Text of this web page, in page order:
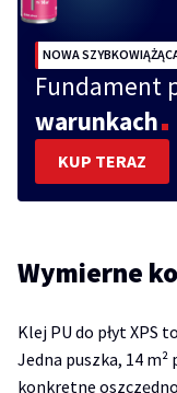
NOWA
Fundament
warunkach
KUP TERAZ
Wymierne
Klej PU do płyt XPS
Jedna puszka, 14
konkretne